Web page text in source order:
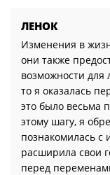
ЛЕНОК
Изменения в
они также
возможности для
то я оказалась
это было весьма
этому шагу, я
познакомилась
расширила свои
перед